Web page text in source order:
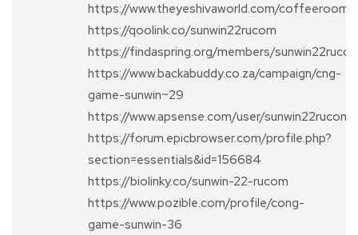
https://www.theyeshivaworld.com/coffeeroom/
https://qoolink.co/sunwin22rucom
https://findaspring.org/members/
https://www.backabuddy.co.za/campaign/cng-
game-sunwin~29
https://www.apsense.com/user/sunwin22rucom
https://forum.epicbrowser.com/profile.php?
section=essentials&id=156684
https://biolinky.co/sunwin-22-rucom
https://www.pozible.com/profile/cong-
game-sunwin-36